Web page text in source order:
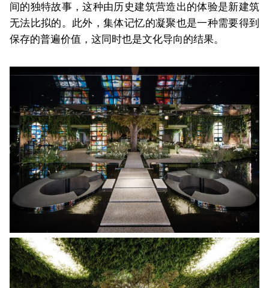
间的独特故事，这种由历史建筑营造出的体验是新建筑
无法比拟的。此外，集体记忆的凝聚也是一种需要得到
保存的普遍价值，这同时也是文化导向的结果。